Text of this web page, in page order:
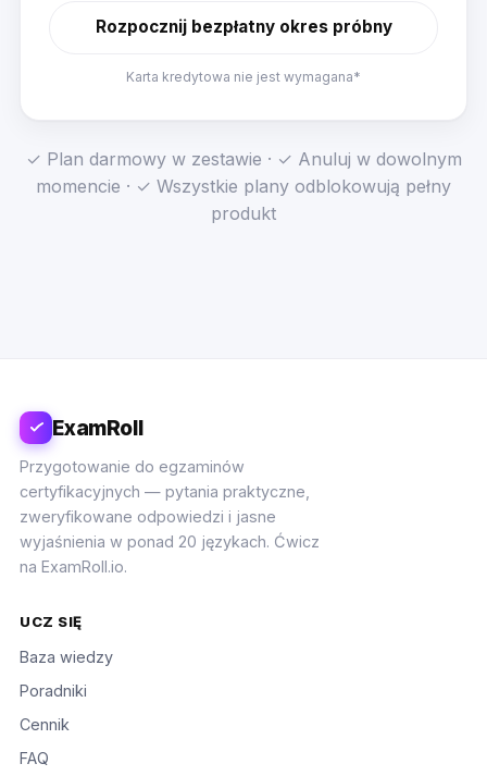
Rozpocznij bezpłatny okres próbny
Karta kredytowa nie jest wymagana*
✓ Plan darmowy w zestawie · ✓ Anuluj w dowolnym
momencie · ✓ Wszystkie plany odblokowują pełny
produkt
ExamRoll
Przygotowanie do egzaminów
certyfikacyjnych — pytania praktyczne,
zweryfikowane odpowiedzi i jasne
wyjaśnienia w ponad 20 językach. Ćwicz
na ExamRoll.io.
UCZ SIĘ
Baza wiedzy
Poradniki
Cennik
FAQ